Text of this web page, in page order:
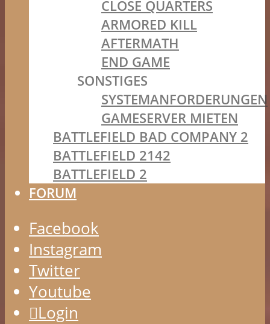
CLOSE QUARTERS
ARMORED KILL
AFTERMATH
END GAME
SONSTIGES
SYSTEMANFORDERUNGEN
GAMESERVER MIETEN
BATTLEFIELD BAD COMPANY 2
BATTLEFIELD 2142
BATTLEFIELD 2
FORUM
Facebook
Instagram
Twitter
Youtube
Login